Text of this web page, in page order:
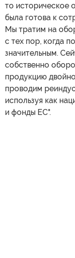
то историческое
была готова к
Мы тратим на
с тех пор, когда
значительным.
собственно
продукцию
проводим
используя как
и фонды ЕС".